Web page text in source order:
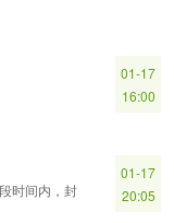
01-17
16:00
时间内，封
01-17
20:05